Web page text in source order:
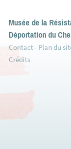
Musée de la
Déportation du
Contact- Plan du
Crédits